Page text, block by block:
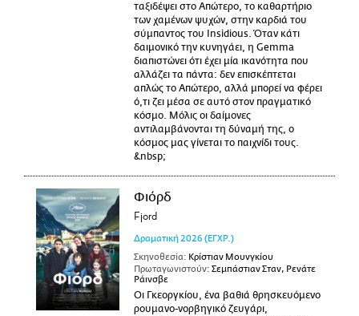
ταξιδέψει στο Απώτερο, το καθαρτήριο
των χαμένων ψυχών, στην καρδιά του
σύμπαντος του Insidious. Όταν κάτι
δαιμονικό την κυνηγάει, η Gemma
διαπιστώνει ότι έχει μία ικανότητα που
αλλάζει τα πάντα: δεν επισκέπτεται
απλώς το Απώτερο, αλλά μπορεί να φέρει
ό,τι ζει μέσα σε αυτό στον πραγματικό
κόσμο. Μόλις οι δαίμονες
αντιλαμβάνονται τη δύναμή της, ο
κόσμος μας γίνεται το παιχνίδι τους.
&nbsp;
Φιόρδ
Fjord
Δραματική 2026 (ΕΓΧΡ.)
Σκηνοθεσία: Κρίστιαν Μουνγκίου
Πρωταγωνιστούν: Σεμπάστιαν Σταν, Ρενάτε
Ράινσβε
Οι Γκεοργκίου, ένα βαθιά θρησκευόμενο
ρουμανο-νορβηγικό ζευγάρι,